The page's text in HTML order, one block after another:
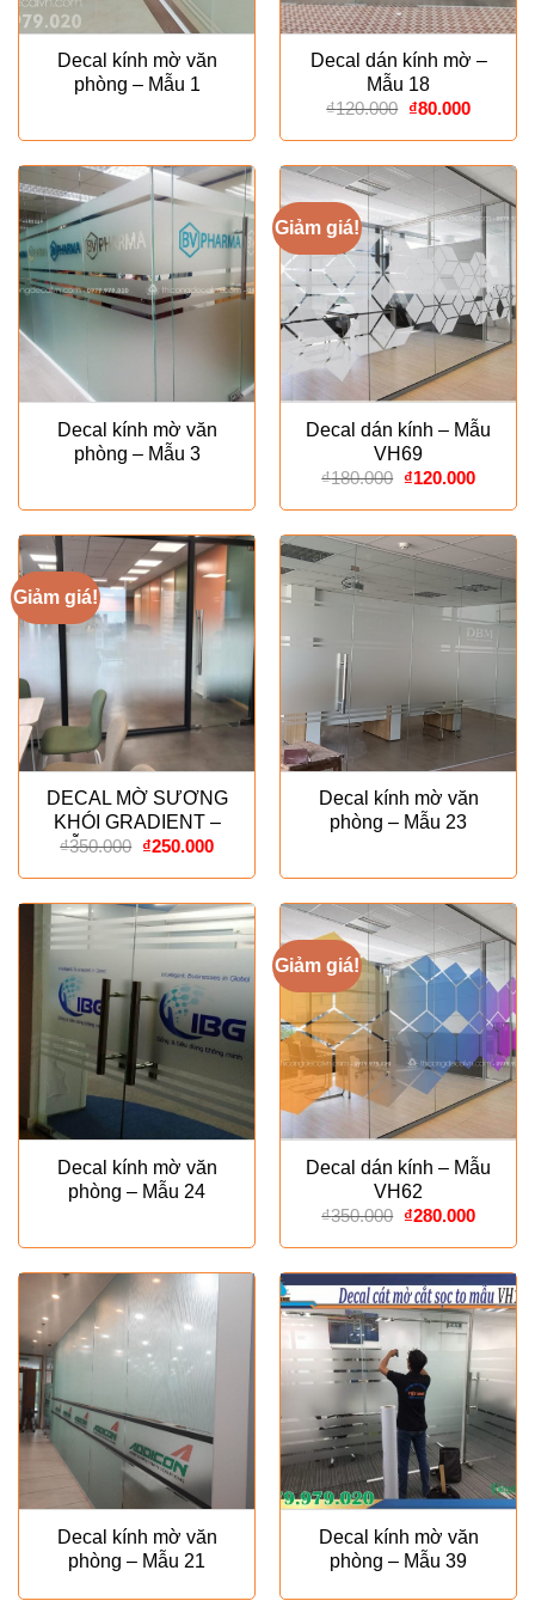
Decal kính mờ văn
phòng – Mẫu 1
Decal dán kính mờ –
Mẫu 18
₫120.000 Giá
là:
₫120.000.
₫80.000Giá
tại
là:
₫80.000.
Decal kính mờ văn
phòng – Mẫu 3
Giảm giá!
Decal dán kính – Mẫu
VH69
₫180.000 Giá
là:
₫180.000.
₫120.000Giá
tại
là:
Giảm giá!
DECAL MỜ SƯƠNG
KHÓI GRADIENT –
MẪU ESPECIALLY
₫350.000 Giá
là:
₫350.000.
₫250.000Giá
tại
là:
₫250.000.
Decal kính mờ văn
phòng – Mẫu 23
Decal kính mờ văn
phòng – Mẫu 24
Giảm giá!
Decal dán kính – Mẫu
VH62
₫350.000 Giá
là:
₫350.000.
₫280.000Giá
tại
là:
Decal kính mờ văn
phòng – Mẫu 21
Decal kính mờ văn
phòng – Mẫu 39